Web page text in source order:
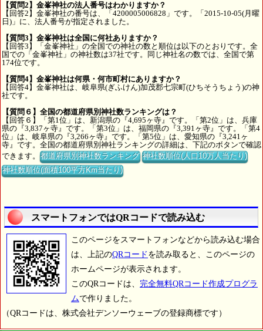
【質問2】金峯神社の法人番号はわかりますか？
【回答2】金峯神社の番号は、「4200005006828」です。「2015-10-05(月曜
日)」に、法人番号が指定されました。
【質問3】金峯神社は全国に何社ありますか？
【回答3】「金峯神社」の全国での神社の数と順位は以下のとおりです。全
国での「金峯神社」の神社数は37社です。同じ神社名の数では、全国で第
174位です。
【質問4】金峯神社は何県・何市町村にありますか？
【回答4】金峯神社は、岐阜県(ぎふけん)加茂郡七宗町(ひちそうちょう)の神
社です。
【質問６】全国の都道府県別神社数ランキングは？
【回答６】「第1位」は、新潟県の『4,695ヶ寺』です。「第2位」は、兵庫
県の『3,837ヶ寺』です。「第3位」は、福岡県の『3,391ヶ寺』です。「第4
位」は、岐阜県の『3,266ヶ寺』です。「第5位」は、愛知県の『3,241ヶ
寺』です。全国の都道府県別神社ランキングの詳細は、下記のボタンで確認
できます。都道府県別神社数ランキング 神社数順位(人口10万人当たり)
神社数順位(面積100平方Km当たり)
スマートフォンではQRコードで読み込む
このページをスマートフォンなどから読み込む場合
は、上記のQRコード を読み取ると、このページの
ホームページが表示されます。
このQRコードは、 完全無料QRコード作成プログラ
ムで作りました。
（QRコードは、株式会社デンソーウェーブの登録商標です）